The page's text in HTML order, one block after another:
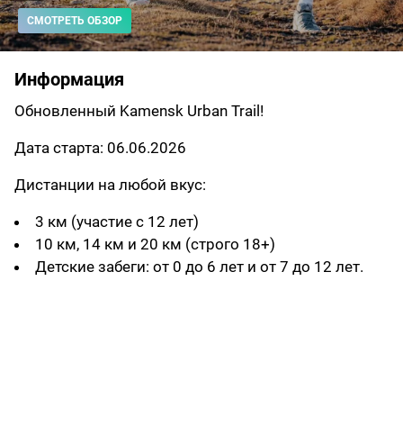
СМОТРЕТЬ ОБЗОР
Информация
Обновленный Kamensk Urban Trail!
Дата старта: 06.06.2026
Дистанции на любой вкус:
3 км (участие с 12 лет)
10 км, 14 км и 20 км (строго 18+)
Детские забеги: от 0 до 6 лет и от 7 до 12 лет.